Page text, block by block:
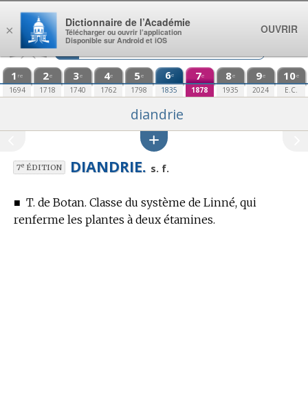
Aller au contenu
1 re
1694
2e
1718
3e
1740
4e
1762
5e
1798
6e
1835
7e
1878
8e
1935
9e
2024
10e
E.C.
diandrie
7eÉDITION DIANDRIE. s. f.
■ T. de Botan. Classe du système de Linné, qui
renferme les plantes à deux étamines.
×
Dictionnaire de l’Académie
Télécharger ou ouvrir l’application
Disponible sur Android et iOS
OUVRIR